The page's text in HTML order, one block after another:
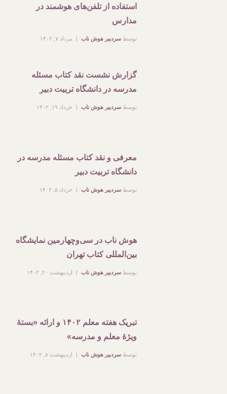
استفاده از تلفن‌های هوشمند در
مدارس
توسط سردبیر هوش ناب مرداد ۷, ۱۴۰۲
گزارش نشست نقد کتاب مسئله
مدرسه در دانشگاه تربیت دبیر
توسط سردبیر هوش ناب خرداد ۱۹, ۱۴۰۲
معرفی و نقد کتاب مسئله مدرسه در
دانشگاه تربیت دبیر
توسط سردبیر هوش ناب خرداد ۵, ۱۴۰۲
هوش ناب در سی‌وچهارمین نمایشگاه
بین‌المللی کتاب تهران
توسط سردبیر هوش ناب اردیبهشت ۲۰, ۱۴۰۲
تبریک هفته معلم ۱۴۰۲ و ارائه «بستۀ
ویژۀ معلم و مدرسه»
توسط سردبیر هوش ناب اردیبهشت ۸, ۱۴۰۲